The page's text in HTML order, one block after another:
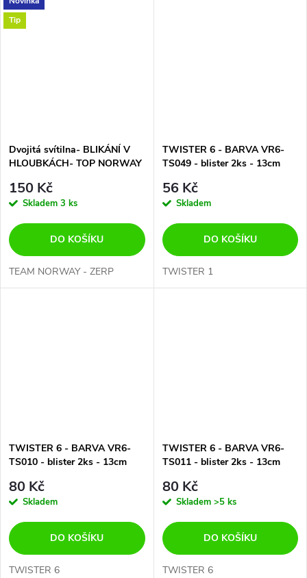
Tip
Dvojitá svítilna- BLIKÁNÍ V
HLOUBKÁCH- TOP NORWAY
150 Kč
Skladem 3 ks
DO KOŠÍKU
TEAM NORWAY - ZERP
TWISTER 6 - BARVA VR6-
TS049 - blister 2ks - 13cm
56 Kč
Skladem
DO KOŠÍKU
TWISTER 1
TWISTER 6 - BARVA VR6-
TS010 - blister 2ks - 13cm
80 Kč
Skladem
DO KOŠÍKU
TWISTER 6
TWISTER 6 - BARVA VR6-
TS011 - blister 2ks - 13cm
80 Kč
Skladem >5 ks
DO KOŠÍKU
TWISTER 6